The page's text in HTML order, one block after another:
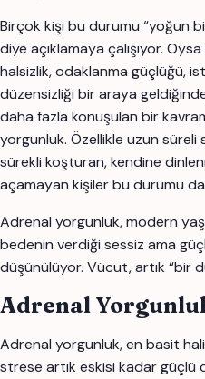
Birçok kişi bu durumu “yoğun
diye açıklamaya çalışıyor.
halsizlik, odaklanma güçlüğü,
düzensizliği bir araya
daha fazla konuşulan bir
yorgunluk. Özellikle uzun
sürekli koşturan, kendine
açamayan kişiler bu durumu
Adrenal yorgunluk, modern
bedenin verdiği sessiz ama
düşünülüyor. Vücut, artık “bir
Adrenal
Adrenal yorgunluk, en basit
strese artık eskisi kadar güçlü